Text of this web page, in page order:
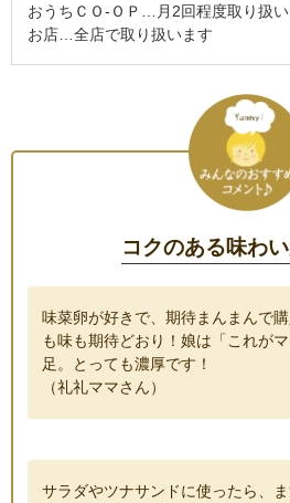
おうちＣＯ-ＯＰ…月2回程度取り扱
お店…全店で取り扱います
コクのある味わ
味菜卵が好きで、期待まんまんで
も味も期待どおり！娘は「これが
足。とっても濃厚です！
（礼礼ママさん）
サラダやツナサンドに使ったら、